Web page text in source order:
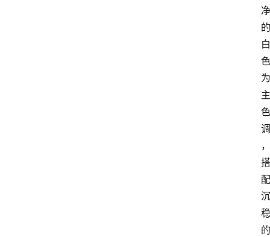
净
的
白
色
为
主
色
调
，
搭
配
沉
稳
的